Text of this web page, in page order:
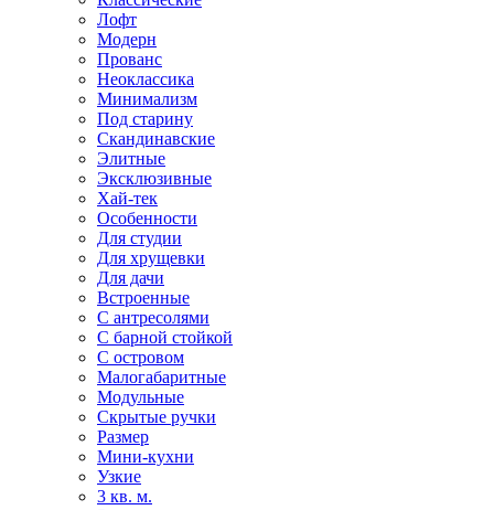
Лофт
Модерн
Прованс
Неоклассика
Минимализм
Под старину
Скандинавские
Элитные
Эксклюзивные
Хай-тек
Особенности
Для студии
Для хрущевки
Для дачи
Встроенные
С антресолями
С барной стойкой
С островом
Малогабаритные
Модульные
Скрытые ручки
Размер
Мини-кухни
Узкие
3 кв. м.